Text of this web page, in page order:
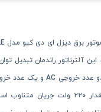
آلترناتور راندمان تبدیل